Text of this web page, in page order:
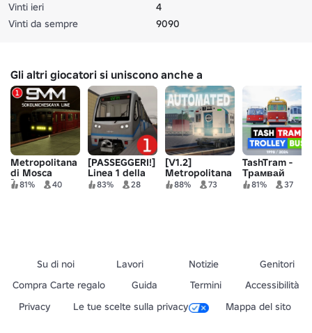
Vinti ieri
4
Vinti da sempre
9090
Gli altri giocatori si uniscono anche a
Metropolitana
di Mosca
[Linea
81% 40
[PASSEGGERI!]
Linea 1 della
metropolitana
83% 28
[V1.2]
Metropolitana
di NYC:
88% 73
TashTram -
Трамвай
Ташкента
81% 37
Su di noi Lavori Notizie
Genitori
Compra Carte regalo
Guida Termini
Accessibilità
Privacy
Le tue scelte sulla privacy Mappa del sito